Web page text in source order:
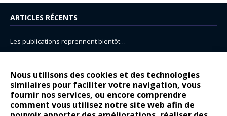
Nous utilisons des cookies et des technologies
similaires pour faciliter votre navigation, vous
fournir nos services, ou encore comprendre
comment vous utilisez notre site web afin de
ARTICLES RÉCENTS
Les publications reprennent bientôt…
14 juillet : nouveau film de marque pour Citroën
Renault Espace : voyage, voyage…
Peugeot E-208 GTi : naissance d’une légende